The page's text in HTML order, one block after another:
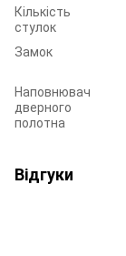
Кількість
стулок
Замок
Наповнювач
дверного
полотна
Відгуки